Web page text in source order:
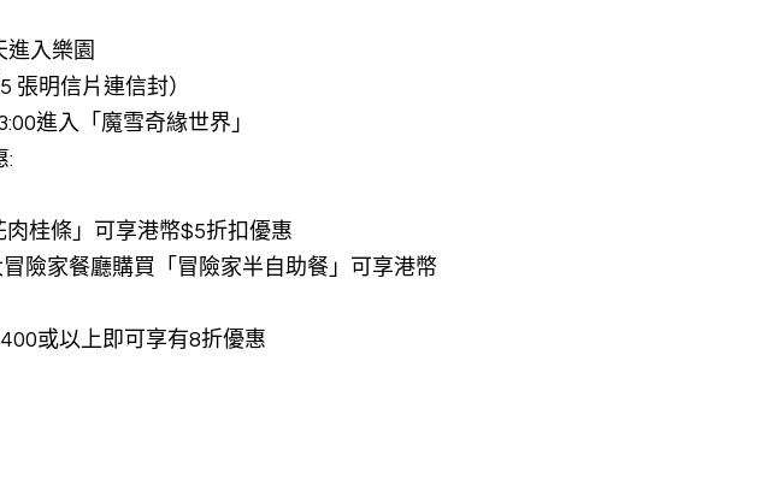
入樂園
張明信片連信封）
進入「魔雪奇緣世界」
:
桂條」可享港幣$5折扣優惠
險家餐廳購買「冒險家半自助餐」可享港幣
或以上即可享有8折優惠